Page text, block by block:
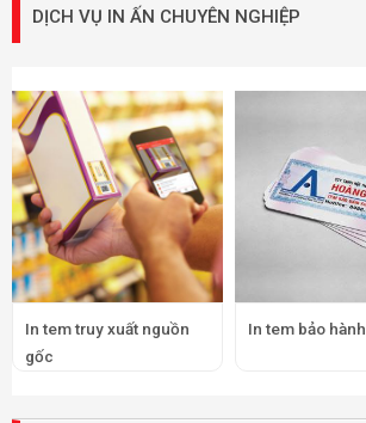
DỊCH VỤ IN ẤN CHUYÊN NGHIỆP
In tem truy xuất nguồn
gốc
In tem bảo hành